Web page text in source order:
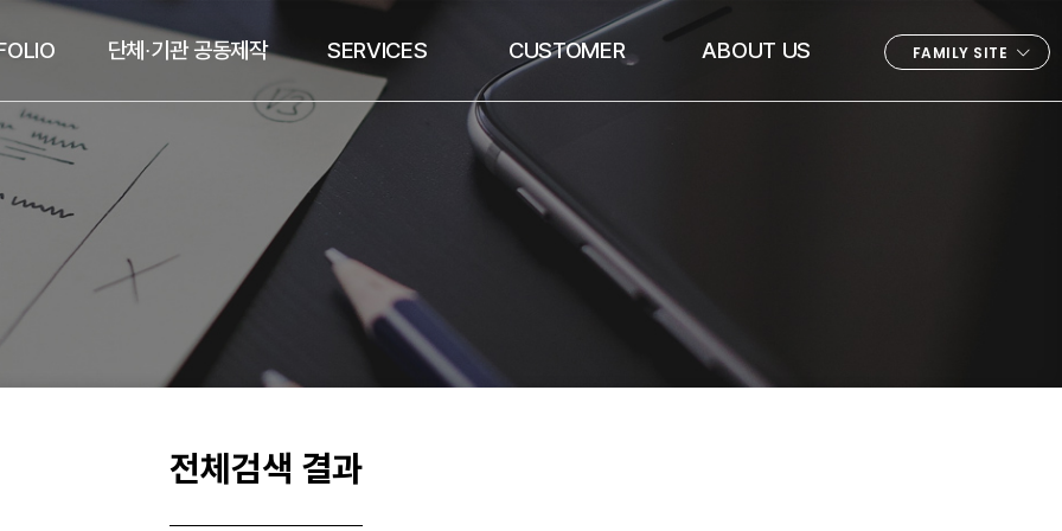
FAMILY SITE
단체∙기관 공동제작 SERVICES CUSTOMER ABOUT US
전체검색 결과